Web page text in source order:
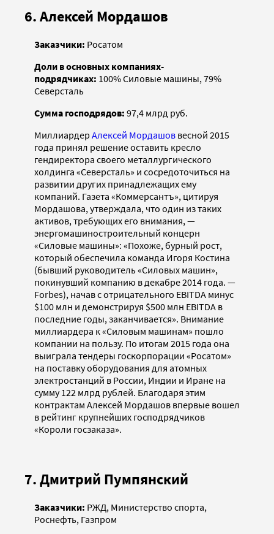
6. Алексей Мордашов
Заказчики: Росатом
Доли в основных компаниях-
подрядчиках: 100% Силовые машины, 79%
Северсталь
Сумма господрядов: 97,4 млрд руб.
Миллиардер Алексей Мордашов весной 2015
года принял решение оставить кресло
гендиректора своего металлургического
холдинга «Северсталь» и сосредоточиться на
развитии других принадлежащих ему
компаний. Газета «Коммерсантъ», цитируя
Мордашова, утверждала, что один из таких
активов, требующих его внимания, —
энергомашиностроительный концерн
«Силовые машины»: «Похоже, бурный рост,
который обеспечила команда Игоря Костина
(бывший руководитель «Силовых машин»,
покинувший компанию в декабре 2014 года. —
Forbes), начав с отрицательного EBITDA минус
$100 млн и демонстрируя $500 млн EBITDA в
последние годы, заканчивается». Внимание
миллиардера к «Силовым машинам» пошло
компании на пользу. По итогам 2015 года она
выиграла тендеры госкорпорации «Росатом»
на поставку оборудования для атомных
электростанций в России, Индии и Иране на
сумму 122 млрд рублей. Благодаря этим
контрактам Алексей Мордашов впервые вошел
в рейтинг крупнейших господрядчиков
«Короли госзаказа».
7. Дмитрий Пумпянский
Заказчики: РЖД, Министерство спорта,
Роснефть, Газпром